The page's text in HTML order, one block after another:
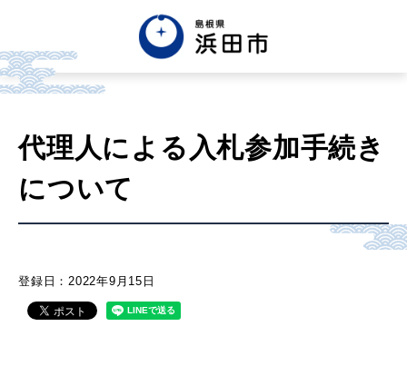
한글 Tiếng việt Tagalog
市政情報
くらし・手続き・
代理人による入札参加手続き
について
登録日：2022年9月15日